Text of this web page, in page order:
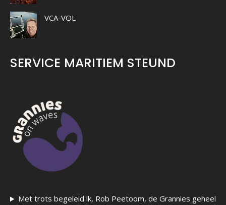
VCA-VOL
SERVICE MARITIEM STEUND
Met trots begeleid ik, Rob Peetoom, de Grannies geheel